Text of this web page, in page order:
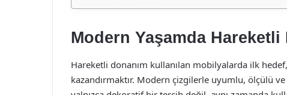
Modern Yaşamda Hareketli
Hareketli donanım kullanılan mobilyalarda ilk
kazandırmaktır. Modern çizgilerle uyumlu, ölçülü